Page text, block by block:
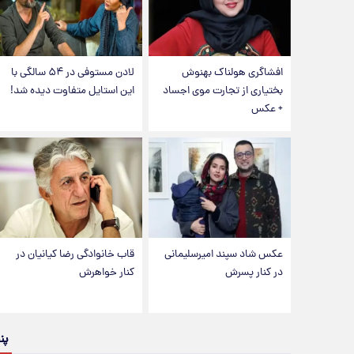
افشاگری هولناک بهنوش
بختیاری از تجارت موی اجساد
+ عکس
لادن مستوفی در ۵۴ سالگی با
این استایل متفاوت دیده شد!
عکس شاد سپند امیرسلیمانی
در کنار پسرش
قاب خانوادگی رضا کیانیان در
کنار خواهرش